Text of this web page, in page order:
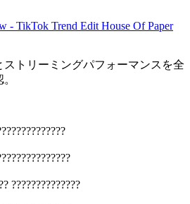
- TikTok Trend Edit House Of Paper
トリーミングパフォーマンスを全
??????????????